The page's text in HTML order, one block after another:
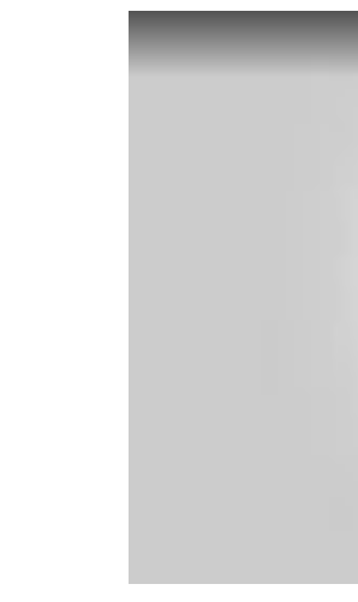
Смотрите это видео на